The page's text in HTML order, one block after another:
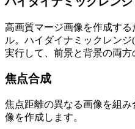
高画質マージ画像を作成す
ル。ハイダイナミックレンジ
実行して、前景と背景の両方
焦点合成
焦点距離の異なる画像を組
像を作成します。